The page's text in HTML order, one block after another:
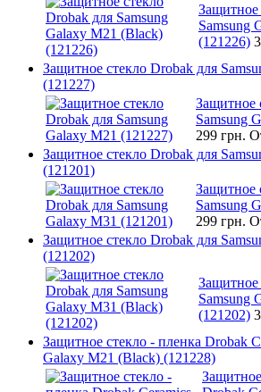
Защитное
Samsung
(121226)
Защитное стекло Drobak для
(121227)
Защитное
Samsung
299 грн.
Защитное стекло Drobak для
(121201)
Защитное
Samsung
299 грн.
Защитное стекло Drobak для
(121202)
Защитное
Samsung
(121202)
Защитное стекло - пленка Drobak
Galaxy M21 (Black) (121228)